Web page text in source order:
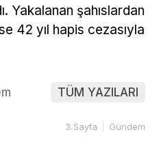
Yakalanan şahıslardan
42 yıl hapis cezasıyla
TÜM YAZILARI
3.Sayfa Gündem